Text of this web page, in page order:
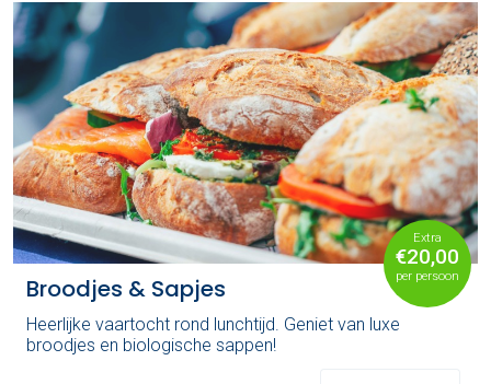
Extra
€20,00
per persoon
Broodjes & Sapjes
Heerlijke vaartocht rond lunchtijd. Geniet van luxe
broodjes en biologische sappen!